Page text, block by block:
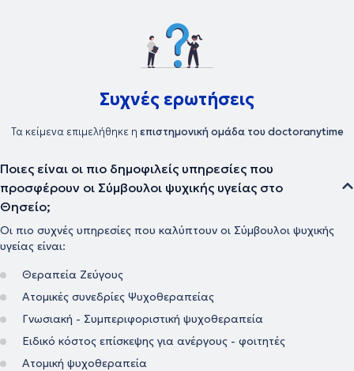
Συχνές ερωτήσεις
Τα κείμενα επιμελήθηκε η επιστημονική ομάδα του doctoranytime
Ποιες είναι οι πιο δημοφιλείς υπηρεσίες που
προσφέρουν οι Σύμβουλοι ψυχικής υγείας στο
Θησείο;
Οι πιο συχνές υπηρεσίες που καλύπτουν οι Σύμβουλοι ψυχικής
υγείας είναι:
Θεραπεία Ζεύγους
Ατομικές συνεδρίες Ψυχοθεραπείας
Γνωσιακή - Συμπεριφοριστική ψυχοθεραπεία
Ειδικό κόστος επίσκεψης για ανέργους - φοιτητές
Ατομική ψυχοθεραπεία